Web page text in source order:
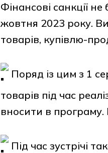
Фінансові санкції
жовтня 2023 року.
товарів, купівлю-
Поряд із цим з 1
товарів під час
вносити в
Під час зустрічі